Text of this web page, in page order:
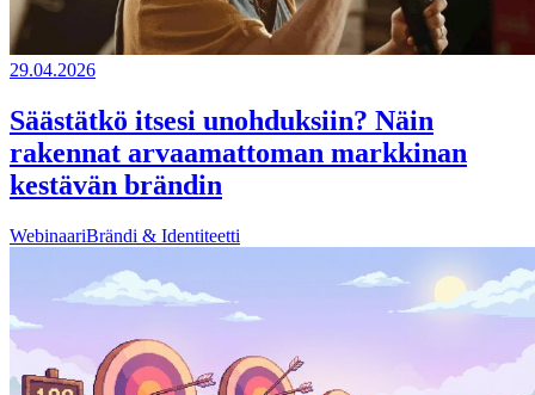
29.04.2026
Säästätkö itsesi unohduksiin? Näin
rakennat arvaamattoman markkinan
kestävän brändin
WebinaariBrändi & Identiteetti